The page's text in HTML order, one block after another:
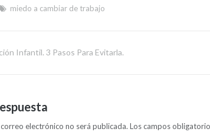
miedo a cambiar de trabajo
Infantil. 3 Pasos Para Evitarla.
electrónico no será publicada. Los campos